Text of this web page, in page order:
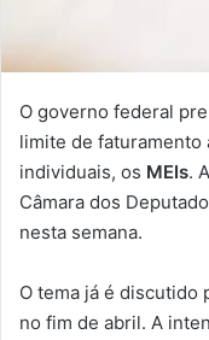
O governo federal
limite de
individuais, os MEIs.
Câmara dos
nesta semana.
O tema já é discutido
no fim de abril. A